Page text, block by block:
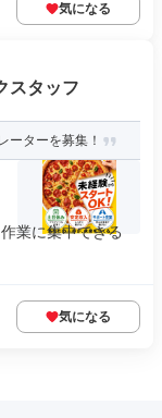
気になる
スタッフ
ーターを募集！
業に集中できる
気になる